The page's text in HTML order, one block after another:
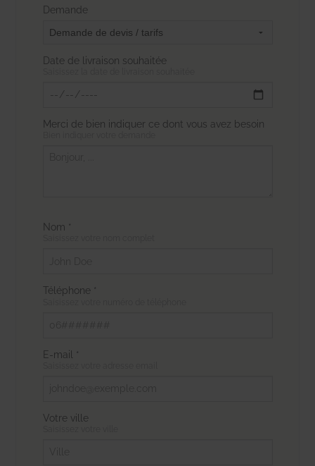
Demande
Date de livraison souhaitée
Merci de bien indiquer ce dont vous avez besoin
Nom *
Téléphone *
E-mail *
Votre ville